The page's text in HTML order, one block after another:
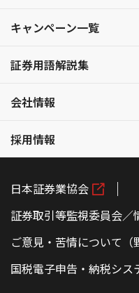
キャンペーン一覧
証券用語解説集
会社情報
採用情報
日本証券業協会
証券取引等監視委員会／
ご意見・苦情について（
国税電子申告・納税シス